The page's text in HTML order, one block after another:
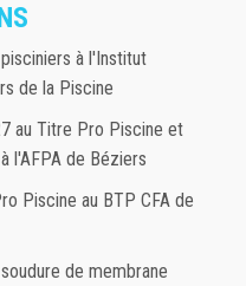
à l'Institut
de la Piscine
au Titre Pro Piscine et
l'AFPA de Béziers
Piscine au BTP CFA de
de membrane